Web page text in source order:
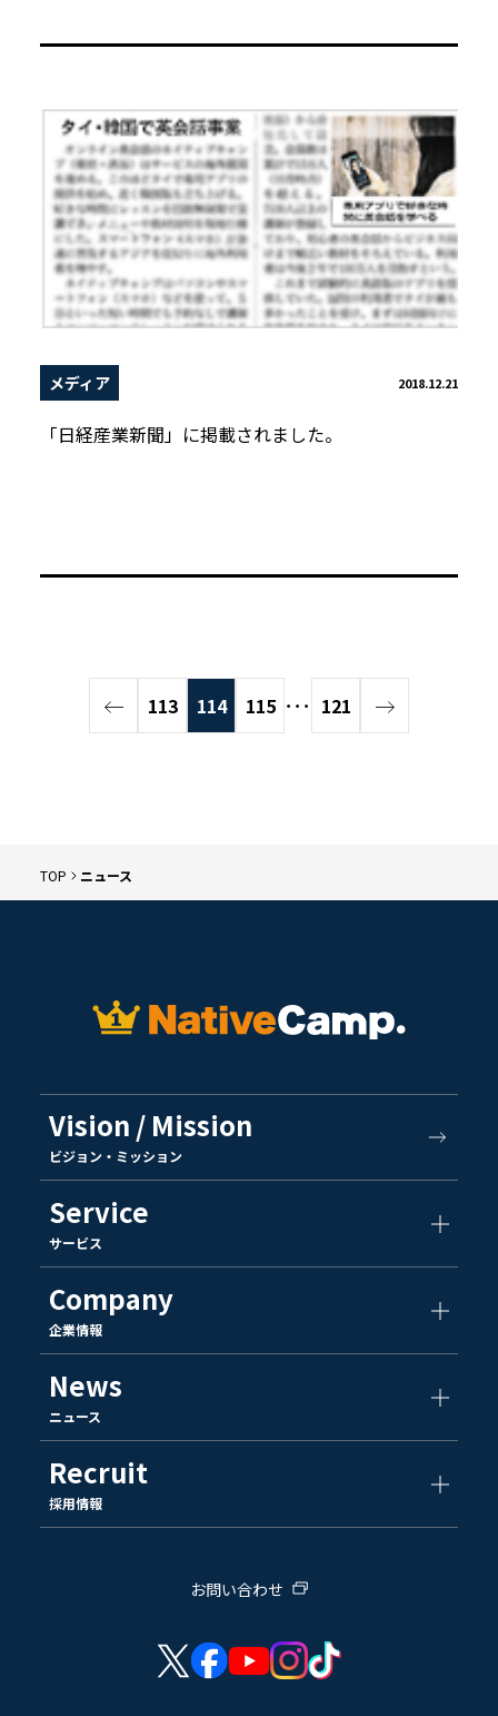
メディア 2018.12.21
「日経産業新聞」に掲載されました。
113 114 115 ･･･ 121
TOP ニュース
Vision / Mission
ビジョン・ミッション
Service
サービス
Company
企業情報
News
ニュース
Recruit
採用情報
お問い合わせ